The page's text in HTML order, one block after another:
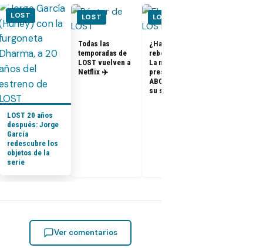
LOST
LOST 20 años
después: Jorge
García
redescubre los
objetos de la
serie
LOST
Todas las
temporadas de
LOST vuelven a
Netflix ✈️
LOST
¿Habrá un
reboot de Lost?
La nueva
presidenta de
ABC dice que es
su sueño
Ver comentarios